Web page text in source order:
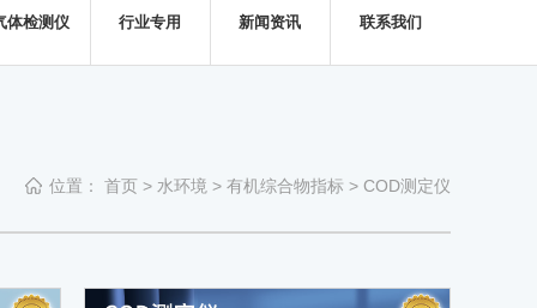
体检测仪 行业专用 新闻资讯 联系我们
位置： 首页 > 水环境 > 有机综合物指标 > COD测定仪